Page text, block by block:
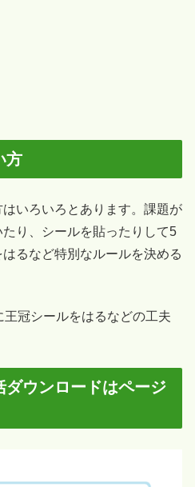
方
いろいろとあります。課題が
り、シールを貼ったりして5
るなど特別なルールを決める
冠シールをはるなどの工夫
ダウンロードはページ